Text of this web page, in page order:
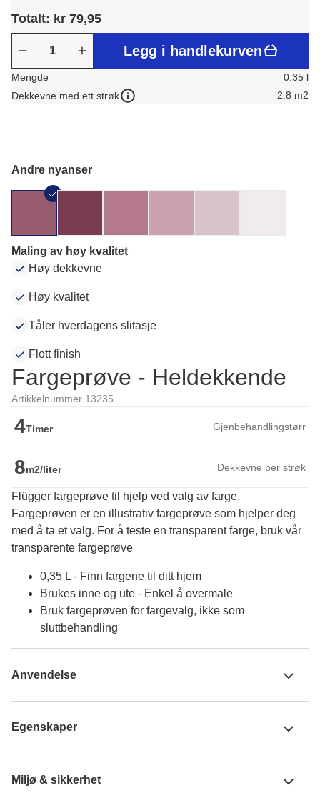
Totalt: kr 79,95
Legg i handlekurven
Mengde
0.35 l
Dekkevne med ett strøk
2.8 m2
Andre nyanser
Maling av høy kvalitet
Høy dekkevne
Høy kvalitet
Tåler hverdagens slitasje
Flott finish
Fargeprøve - Heldekkende
Artikkelnummer 13235
4Timer Gjenbehandlingstørr
8m2/liter Dekkevne per strøk
Flügger fargeprøve til hjelp ved valg av farge.
Fargeprøven er en illustrativ fargeprøve som hjelper deg
med å ta et valg. For å teste en transparent farge, bruk vår
transparente fargeprøve
0,35 L - Finn fargene til ditt hjem
Brukes inne og ute - Enkel å overmale
Bruk fargeprøven for fargevalg, ikke som
sluttbehandling
Anvendelse
Egenskaper
Miljø & sikkerhet